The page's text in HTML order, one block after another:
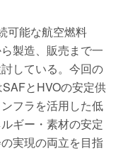
可能な航空燃料
製造、販売まで一
している。今回の
とHVOの安定供
フラを活用した低
ギー・素材の安定
実現の両立を目指